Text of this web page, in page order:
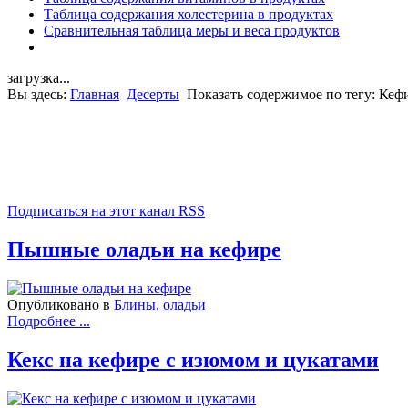
Таблица содержания холестерина в продуктах
Сравнительная таблица меры и веса продуктов
загрузка...
Вы здесь: Главная Десерты Показать содержимое по тегу:
Подписаться на этот канал RSS
Пышные оладьи на кефире
Опубликовано в Блины, оладьи
Подробнее ...
Кекс на кефире с изюмом и цукатами